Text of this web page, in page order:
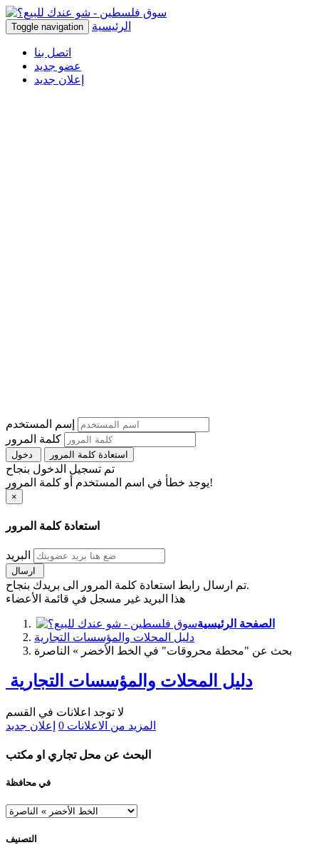
Toggle navigation الرئيسية
اتصل بنا
عضو جديد
إعلان جديد
إسم المستخدم
كلمة المرور
استعادة كلمة المرور
تم تسجيل الدخول بنجاح
يوجد خطأ في اسم المستخدم أو كلمة المرور!
×
استعادة كلمة المرور
البريد
تم ارسال رابط استعادة كلمة المرور الى بريدك بنجاح.
هذا البريد غير مسجل في قائمة الأعضاء
الصفحة الرئيسية
دليل المحلات والمؤسسات التجارية
بحث عن "محطة محروقات" في الخط الأخضر » الناصرة
دليل المحلات والمؤسسات التجارية
لا توجد اعلانات في القسم
المزيد من الاعلانات 0 إعلان جديد
البحث عن محل تجاري او مكتب
في محافظة
التصنيف